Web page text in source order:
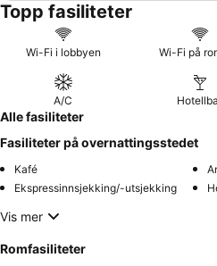
Topp fasiliteter
Wi-Fi i lobbyen Wi-Fi på
A/C
Alle fasiliteter
Fasiliteter på overnattingsstedet
Kafé
Ekspressinnsjekking/-utsjekking
Vis mer
Romfasiliteter